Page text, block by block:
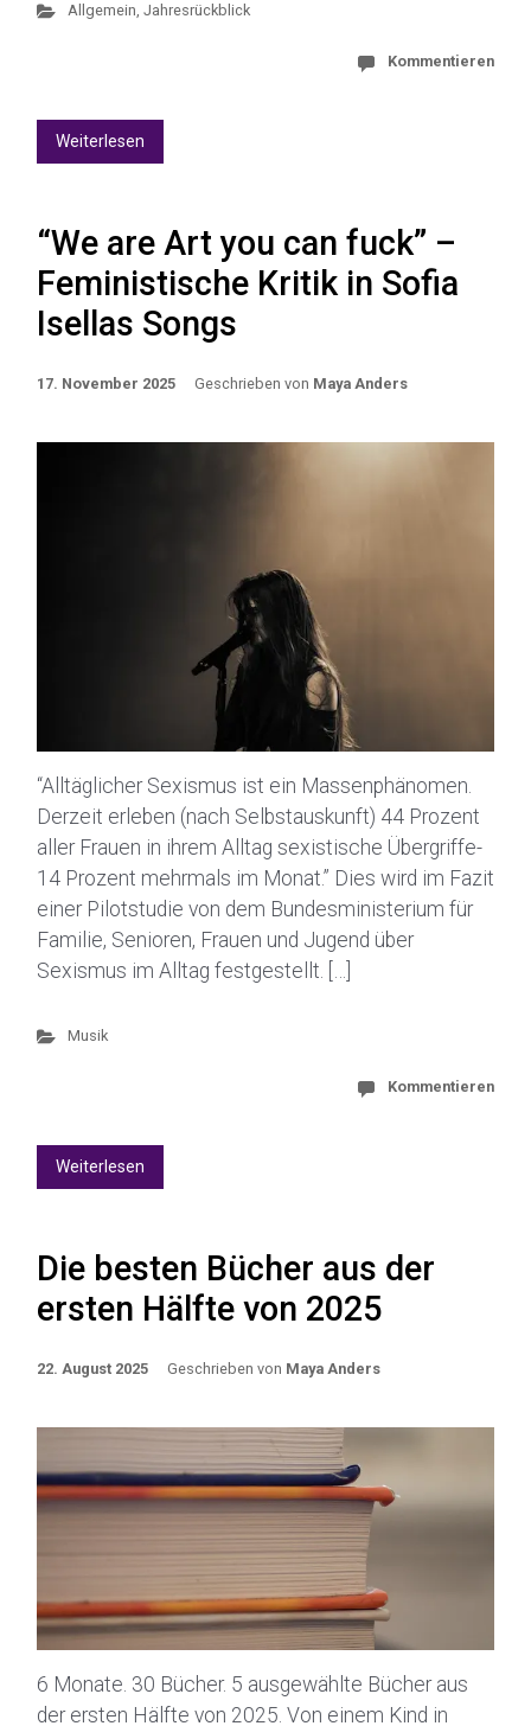
Allgemein, Jahresrückblick
Kommentieren
Weiterlesen
“We are Art you can fuck” –
Feministische Kritik in Sofia
Isellas Songs
17. November 2025 Geschrieben von Maya Anders
“Alltäglicher Sexismus ist ein Massenphänomen.
Derzeit erleben (nach Selbstauskunft) 44 Prozent
aller Frauen in ihrem Alltag sexistische Übergriffe-
14 Prozent mehrmals im Monat.” Dies wird im Fazit
einer Pilotstudie von dem Bundesministerium für
Familie, Senioren, Frauen und Jugend über
Sexismus im Alltag festgestellt. […]
Musik
Kommentieren
Weiterlesen
Die besten Bücher aus der
ersten Hälfte von 2025
22. August 2025 Geschrieben von Maya Anders
6 Monate. 30 Bücher. 5 ausgewählte Bücher aus
der ersten Hälfte von 2025. Von einem Kind in